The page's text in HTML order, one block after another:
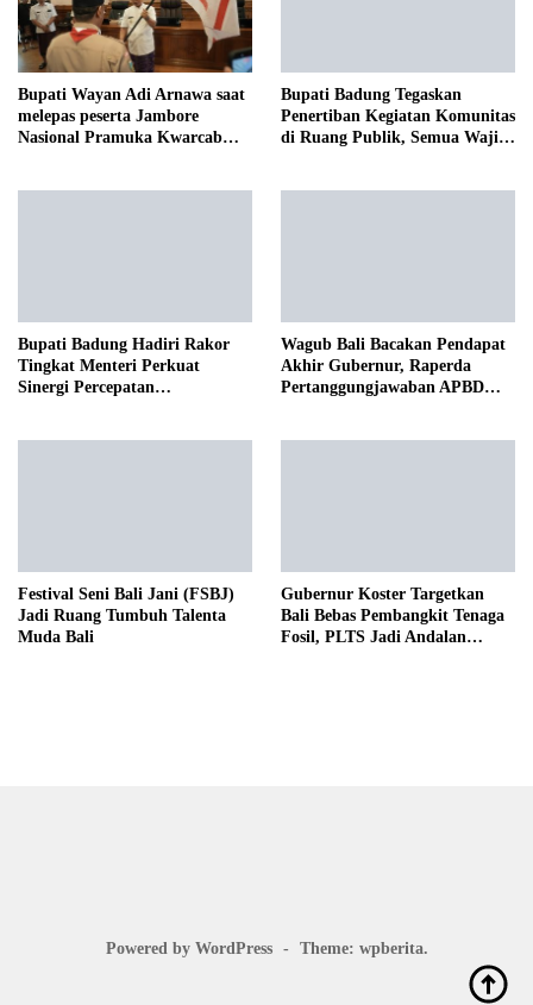
Bupati Wayan Adi Arnawa saat
melepas peserta Jambore
Nasional Pramuka Kwarcab
Bupati Badung Tegaskan
Penertiban Kegiatan Komunitas
di Ruang Publik, Semua Wajib
Bupati Badung Hadiri Rakor
Tingkat Menteri Perkuat
Sinergi Percepatan
Wagub Bali Bacakan Pendapat
Akhir Gubernur, Raperda
Pertanggungjawaban APBD
Festival Seni Bali Jani (FSBJ)
Jadi Ruang Tumbuh Talenta
Muda Bali
Gubernur Koster Targetkan
Bali Bebas Pembangkit Tenaga
Fosil, PLTS Jadi Andalan
Powered by WordPress - Theme: wpberita.